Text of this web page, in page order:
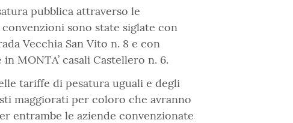
pubblica attraverso le
sono state siglate con
Vecchia San Vito n. 8 e con
MONTA’ casali Castellero n. 6.
tariffe di pesatura uguali e degli
maggiorati per coloro che avranno
entrambe le aziende convenzionate